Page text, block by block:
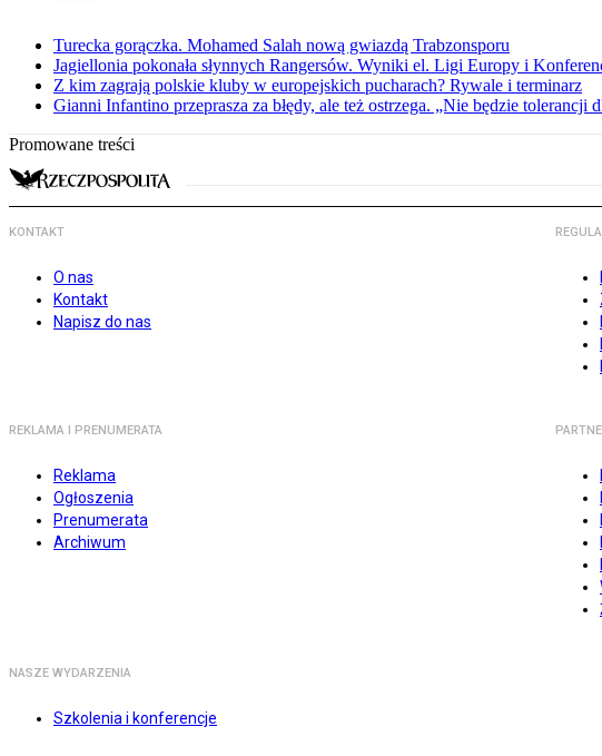
Turecka gorączka. Mohamed Salah nową gwiazdą Trabzonsporu
Jagiellonia pokonała słynnych Rangersów. Wyniki el. Ligi Europy i
Z kim zagrają polskie kluby w europejskich pucharach? Rywale i terminarz
Gianni Infantino przeprasza za błędy, ale też ostrzega. „Nie będzie tolerancji
Promowane treści
KONTAKT
O nas
Kontakt
Napisz do nas
REKLAMA I PRENUMERATA
Reklama
Ogłoszenia
Prenumerata
Archiwum
NASZE WYDARZENIA
Szkolenia i konferencje